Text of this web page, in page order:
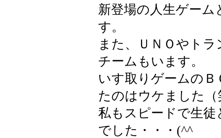
新登場の人生ゲー
す。
また、ＵＮＯやト
チームもいます。
いす取りゲームの
たのはウケました（
私もスピードで生徒
でした・・・(^^ゞ